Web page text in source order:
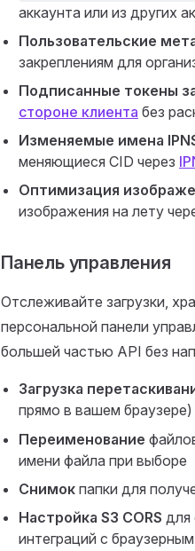
аккаунта или из других
Пользовательские
закреплениям для
Подписанные токены
стороне клиента без
Изменяемые имена
меняющиеся CID через
Оптимизация
изображения на лету
Панель управления
Отслеживайте загрузки,
персональной панели
большей частью API без
Загрузка
прямо в вашем
Переименование
имени файла при выборе
Снимок папки для
Настройка S3 CORS для
интеграций с